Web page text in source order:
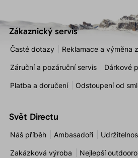
Zákaznický servis
Časté dotazy Reklamace a výměna
Záruční a pozáruční servis Dárkové
Platba a doručení Odstoupení od
Svět Directu
Náš příběh Ambasadoři
Zakázková výroba Nejlepší